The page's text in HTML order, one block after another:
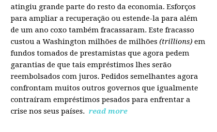
atingiu grande parte do resto da economia. Esforços
para ampliar a recuperação ou estende-la para além
de um ano coxo também fracassaram. Este fracasso
custou a Washington milhões de milhões(trillions) em
fundos tomados de prestamistas que agora pedem
garantias de que tais empréstimos lhes serão
reembolsados com juros. Pedidos semelhantes agora
confrontam muitos outros governos que igualmente
contraíram empréstimos pesados para enfrentar a
crise nos seus países. read more